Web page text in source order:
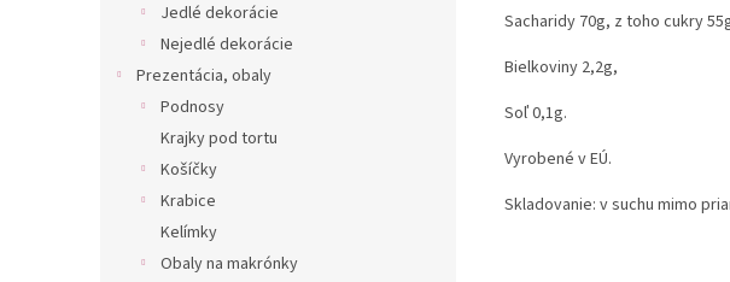
Jedlé dekorácie
Nejedlé dekorácie
Prezentácia, obaly
Podnosy
Krajky pod tortu
Košíčky
Krabice
Kelímky
Obaly na makrónky
Sacharidy 70g, z toho cukry
Bielkoviny 2,2g,
Soľ 0,1g.
Vyrobené v EÚ.
Skladovanie: v suchu mimo